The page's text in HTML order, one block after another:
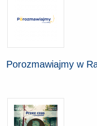
Porozmawiajmy w